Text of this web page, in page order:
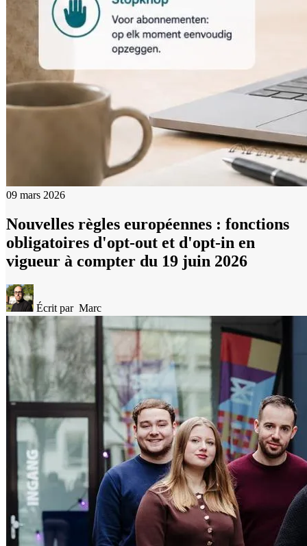
09 mars 2026
Nouvelles règles européennes : fonctions
obligatoires d'opt-out et d'opt-in en
vigueur à compter du 19 juin 2026
Écrit par Marc